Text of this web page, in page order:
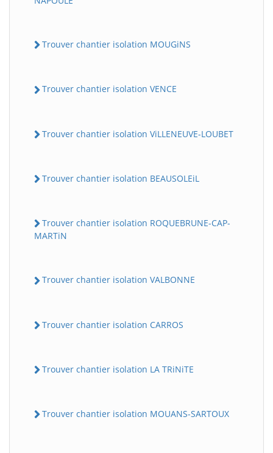
Trouver chantier isolation MOUGiNS
Trouver chantier isolation VENCE
Trouver chantier isolation ViLLENEUVE-LOUBET
Trouver chantier isolation BEAUSOLEiL
Trouver chantier isolation ROQUEBRUNE-CAP-
MARTiN
Trouver chantier isolation VALBONNE
Trouver chantier isolation CARROS
Trouver chantier isolation LA TRiNiTE
Trouver chantier isolation MOUANS-SARTOUX